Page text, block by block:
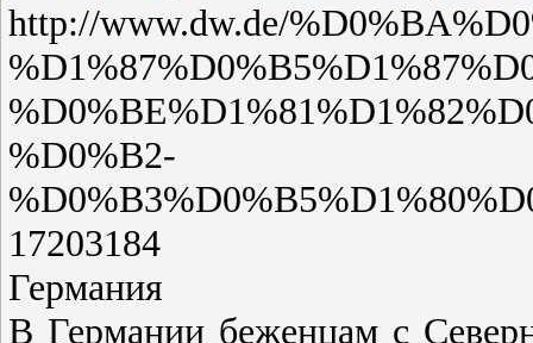
http://www.dw.de/
%D0%B2-
17203184
Германия
В Германии беженцам с